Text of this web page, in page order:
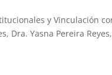
y Vinculación
Dra. Yasna Pereira